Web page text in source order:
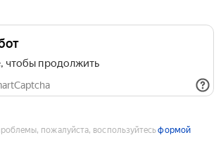
чтобы продолжить
пожалуйста, воспользуйтесьформой